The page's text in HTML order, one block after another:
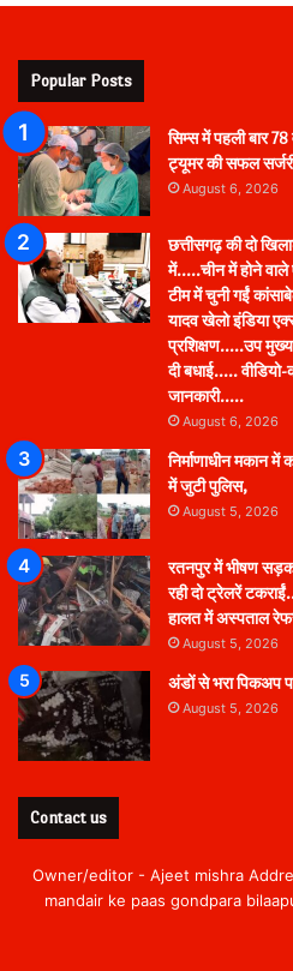
Popular Posts
सिम्स में पहली बार
ट्यूमर की सफल
August 6, 2026
छत्तीसगढ़ की दो
में…..चीन में होने वाले
टीम में चुनी गईं
यादव खेलो इंडिया
प्रशिक्षण…..उप
दी बधाई….. वीडियो-
जानकारी…..
August 6, 2026
निर्माणाधीन मकान
में जुटी पुलिस,
August 5, 2026
रतनपुर में भीषण
रही दो ट्रेलरें
हालत में अस्पताल
August 5, 2026
अंडों से भरा पिकअप
August 5, 2026
Contact us
Owner/editor - Ajeet mishra
mandair ke paas gondpara